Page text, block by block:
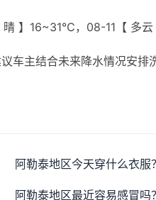
】16~31℃，08-11【 多云
车主结合未来降水情况安排
阿勒泰地区今天穿什么衣服？
阿勒泰地区最近容易感冒吗？